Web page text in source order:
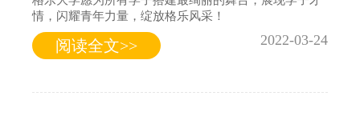
情，闪耀青年力量，绽放格乐风采！
阅读全文>> 2022-03-24